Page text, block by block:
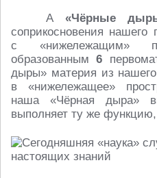
А «Чёрные
соприкосновения нашего
с «нижележащим»
образованным6
дыры» материя из нашего
в «нижележащее»
наша «Чёрная дыра»
выполняет ту же